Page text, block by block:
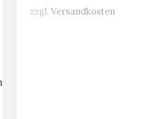
zzgl.Versandkosten